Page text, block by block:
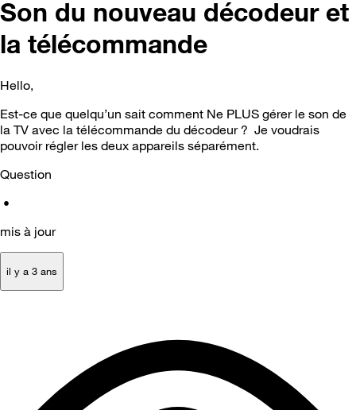
Son du nouveau décodeur et
la télécommande
Hello,
Est-ce que quelqu’un sait comment Ne PLUS gérer le son de
la TV avec la télécommande du décodeur ? Je voudrais
pouvoir régler les deux appareils séparément.
Question
•
mis à jour
il y a 3 ans